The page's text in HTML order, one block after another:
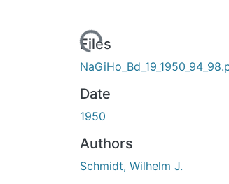
Loading...
Files
Date
1950
Authors
Schmidt, Wilhelm J.